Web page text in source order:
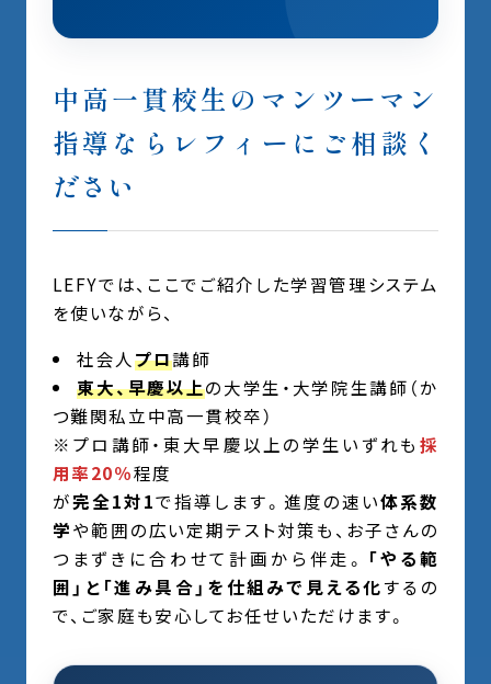
中高一貫校生のマンツーマン
指導ならレフィーにご相談く
ださい
LEFYでは、ここでご紹介した学習管理システム
を使いながら、
社会人 プロ講師
東大、早慶以上の大学生・大学院生講師（か
つ難関私立中高一貫校卒）
※プロ講師・東大早慶以上の学生いずれも 採
用率20％程度
が完全1対1で指導します。進度の速い体系数
学や範囲の広い定期テスト対策も、お子さんの
つまずきに合わせて計画から伴走。 「やる範
囲」と「進み具合」を仕組みで見える化するの
で、ご家庭も安心してお任せいただけます。